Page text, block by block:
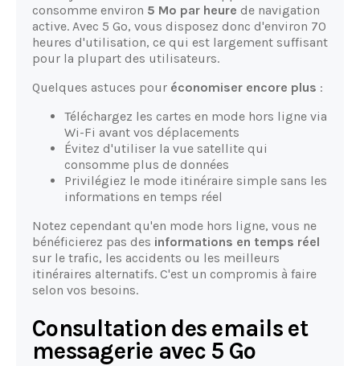
consomme environ 5 Mo par heure de navigation
active. Avec 5 Go, vous disposez donc d'environ 70
heures d'utilisation, ce qui est largement suffisant
pour la plupart des utilisateurs.
Quelques astuces pour économiser encore plus :
Téléchargez les cartes en mode hors ligne via
Wi-Fi avant vos déplacements
Évitez d'utiliser la vue satellite qui
consomme plus de données
Privilégiez le mode itinéraire simple sans les
informations en temps réel
Notez cependant qu'en mode hors ligne, vous ne
bénéficierez pas des informations en temps réel
sur le trafic, les accidents ou les meilleurs
itinéraires alternatifs. C'est un compromis à faire
selon vos besoins.
Consultation des emails et
messagerie avec 5 Go